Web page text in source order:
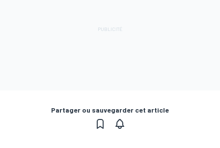
Partager ou sauvegarder cet article